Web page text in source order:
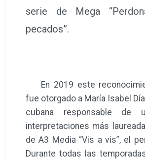
serie de Mega
pecados”.
En 2019 este
fue otorgado a María Isabel
cubana responsable de
interpretaciones más
de A3 Media “Vis a vis”, el
Durante todas las